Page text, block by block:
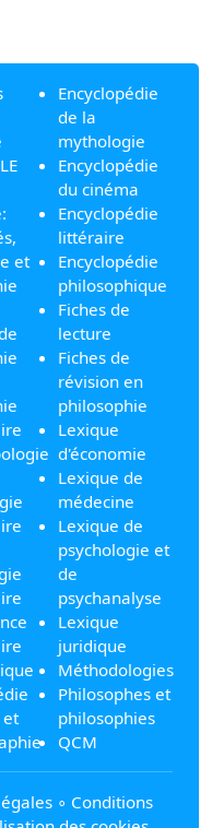
et
Encyclopédie
de la
mythologie
Encyclopédie
du cinéma
Encyclopédie
littéraire
Encyclopédie
philosophique
Fiches de
lecture
Fiches de
révision en
philosophie
Lexique
d'économie
Lexique de
médecine
Lexique de
psychologie et
de
psychanalyse
Lexique
juridique
Méthodologies
Philosophes et
philosophies
QCM
∘ Conditions